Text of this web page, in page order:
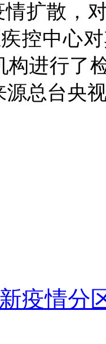
情扩散，
控中心
构进行了
总台央
疫情分